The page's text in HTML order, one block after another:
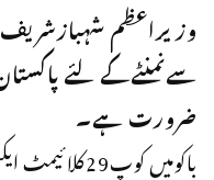
وزیراعظم شہبازشریف
سےنمنٹےکےلئے
ضرورت ہے۔
باکومیں